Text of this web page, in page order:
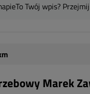
To Twój wpis?
Marek